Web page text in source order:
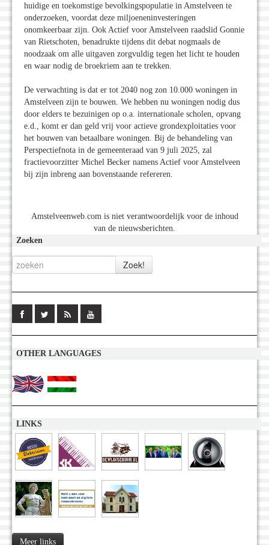
huidige en toekomstige bevolkingspopulatie in Amstelveen te
onderzoeken, voordat deze miljoeneninvesteringen
onomkeerbaar zijn. Ook Actief voor Amstelveen raadslid Gonnie
van Rietschoten, benadrukte tijdens dit debat nogmaals de
noodzaak om alle uitgaven zorgvuldig tegen het licht te houden
en waar nodig de broekriem aan te trekken.
De verwachting is dat er tot 2040 nog zon 10.000 woningen in
Amstelveen zijn te bouwen. We hebben nu woningen nodig dus
door elders te bezuinigen op o.a. internationale scholen, opvang
e.d., komt er dan geld vrij voor actieve grondexploitaties voor
het bouwen van betaalbare woningen. Bij de behandeling van
Perspectiefnota in de gemeenteraad van 9 juli 2025, zal
fractievoorzitter Michel Becker namens Actief voor Amstelveen
bij zijn inbreng aan bovenstaande refereren.
Amstelveenweb.com is niet verantwoordelijk voor de inhoud
van de nieuwsberichten.
Zoeken
OTHER LANGUAGES
LINKS
Meer links